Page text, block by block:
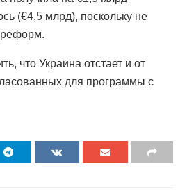
(€4,5 млрд), поскольку не
реформ.
что Украина отстает и от
для программы с